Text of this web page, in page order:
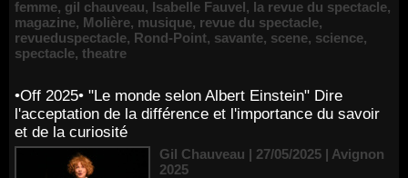
femme, gil chauveau, Isabelle Fauvel, la revue du spectacle,
magazine, Molière, musique, revue du spectacle,
revueduspectacle, Rond-Point, savante, scene, science,
spectacle, theatre
•Off 2025• "Le monde selon Albert Einstein" Dire
l'acceptation de la différence et l'importance du savoir
et de la curiosité
Gil Chauveau | 27/05/2025 | Avignon
2025